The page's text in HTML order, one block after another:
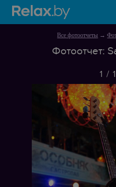
Все фотоотчеты →
Фотоотчет:
1 /